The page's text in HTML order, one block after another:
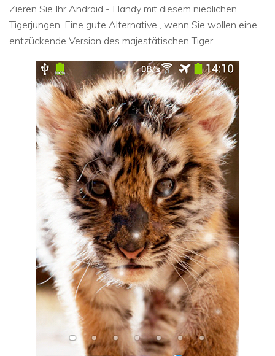
Zieren Sie Ihr Android - Handy mit diesem niedlichen
Tigerjungen. Eine gute Alternative , wenn Sie wollen eine
entzückende Version des majestätischen Tiger.